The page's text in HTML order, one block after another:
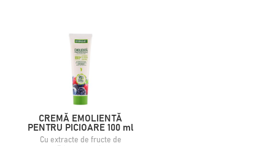
CREMĂ EMOLIENTĂ
PENTRU PICIOARE 100 ml
Cu extracte de fructe de